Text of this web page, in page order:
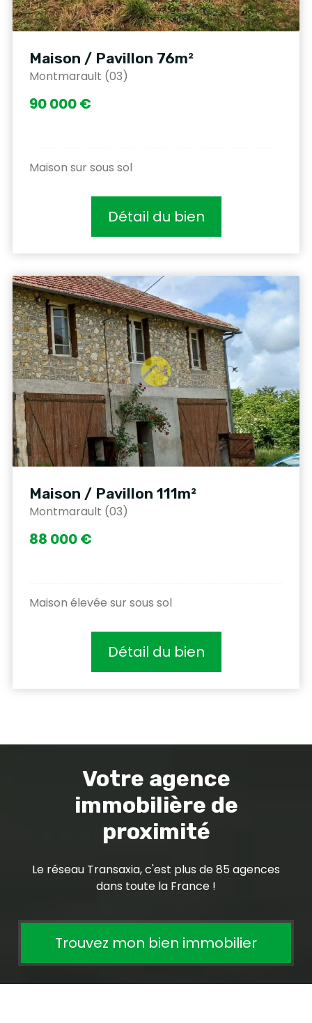
Maison / Pavillon 76m²
Montmarault (03)
90 000 €
Maison sur sous sol
Détail du bien
Maison / Pavillon 111m²
Montmarault (03)
88 000 €
Maison élevée sur sous sol
Détail du bien
Votre agence
immobilière de
proximité
Le réseau Transaxia, c'est plus de 85 agences
dans toute la France !
Trouvez mon bien immobilier